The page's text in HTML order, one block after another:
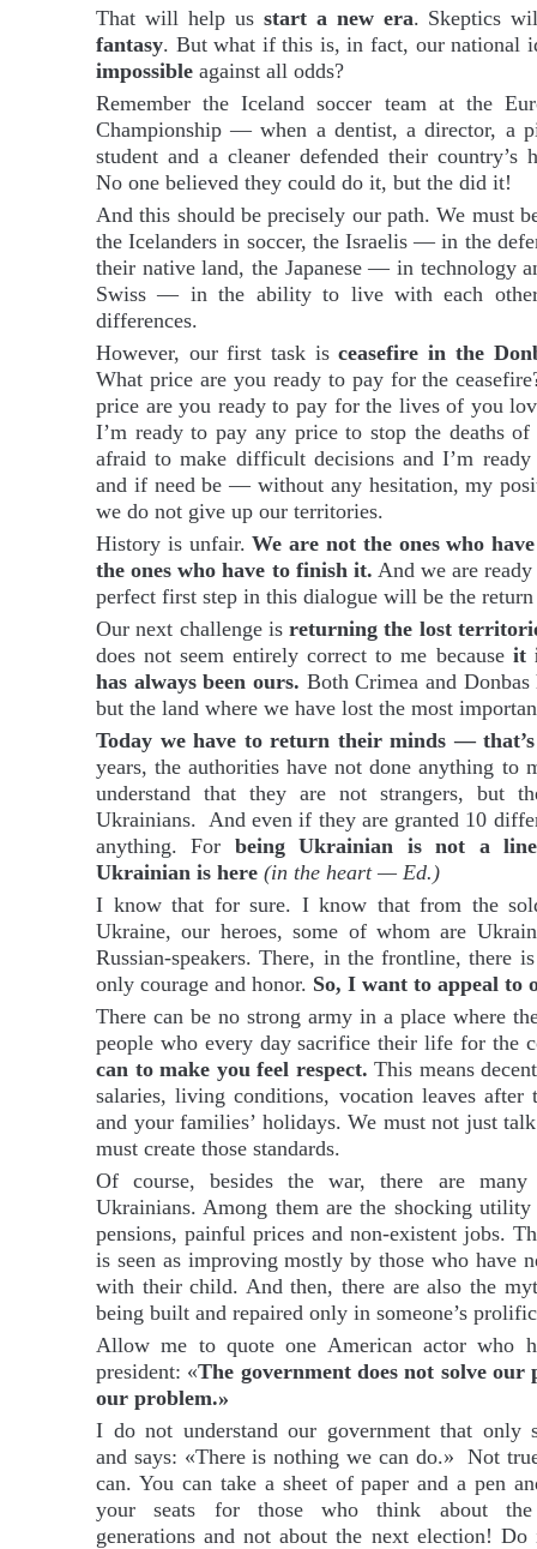
That will help us start a new era. Skeptics
fantasy. But what if this is, in fact, our
impossible against all odds?
Remember the Iceland soccer team at the
Championship — when a dentist, a director, a
student and a cleaner defended their country’s
No one believed they could do it, but the did it!
And this should be precisely our path. We must
the Icelanders in soccer, the Israelis — in the
their native land, the Japanese — in technology
Swiss — in the ability to live with each
differences.
However, our first task isceasefire in the
What price are you ready to pay for the
price are you ready to pay for the lives of you
I’m ready to pay any price to stop the deaths
afraid to make difficult decisions and I’m
and if need be — without any hesitation, my
we do not give up our territories.
History is unfair.We are not the ones who
the ones who have to finish it. And we are
perfect first step in this dialogue will be the
Our next challenge is returning the lost
does not seem entirely correct to me because it
has always been ours. Both Crimea and
but the land where we have lost the most
Today we have to return their minds —
years, the authorities have not done anything to
understand that they are not strangers, but
Ukrainians. And even if they are granted 10
anything. For being Ukrainian is not a
Ukrainian is here (in the heart — Ed.)
I know that for sure. I know that from the
Ukraine, our heroes, some of whom are
Russian-speakers. There, in the frontline, there
only courage and honor. So, I want to appeal to
There can be no strong army in a place where
people who every day sacrifice their life for the
can to make you feel respect. This means
salaries, living conditions, vocation leaves after
and your families’ holidays. We must not just
must create those standards.
Of course, besides the war, there are
Ukrainians. Among them are the shocking
pensions, painful prices and non-existent jobs.
is seen as improving mostly by those who have
with their child. And then, there are also the
being built and repaired only in someone’s
Allow me to quote one American actor who
president: «The government does not solve
our problem.»
I do not understand our government that only
and says: «There is nothing we can do.» Not
can. You can take a sheet of paper and a pen
your seats for those who think about
generations and not about the next election! Do